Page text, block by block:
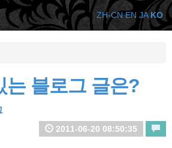
는 블로그 글은?
2011-06-20 08:50:35
ZH-CN EN JA KO